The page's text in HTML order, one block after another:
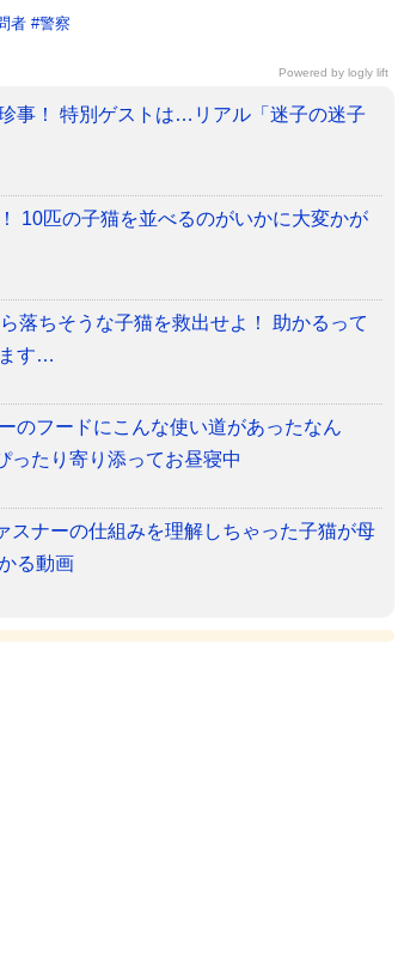
者#警察
事！ 特別ゲストは…リアル「迷子の迷子
10匹の子猫を並べるのがいかに大変かが
落ちそうな子猫を救出せよ！ 助かるって
す…
のフードにこんな使い道があったなん
たり寄り添ってお昼寝中
ナーの仕組みを理解しちゃった子猫が母
る動画
Powered by logly lift